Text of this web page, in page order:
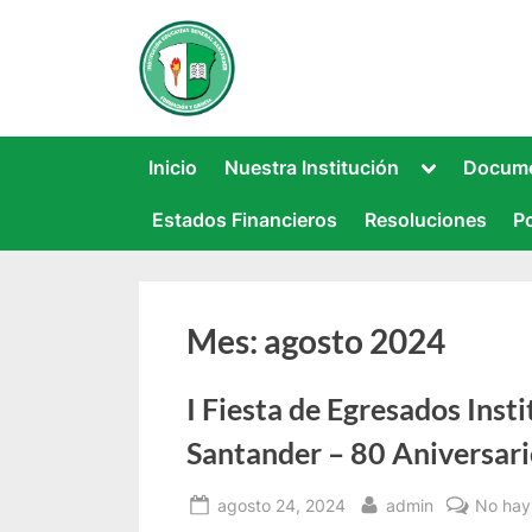
INSTITUCIÓN
Este sitio web recoge información
Inicio Nuestra Institución
Toggle
menu
Estados Financieros Resoluciones
Mes: agosto 2024
I Fiesta de Egresados
Santander – 80
Posted
agosto 24, 2024 By
admin No